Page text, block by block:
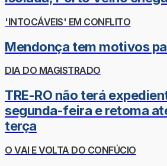
'INTOCÁVEIS' EM CONFLITO
Mendonça tem motivos
DIA DO MAGISTRADO
TRE-RO não terá
segunda-feira e retoma
terça
O VAI E VOLTA DO CONFÚCIO